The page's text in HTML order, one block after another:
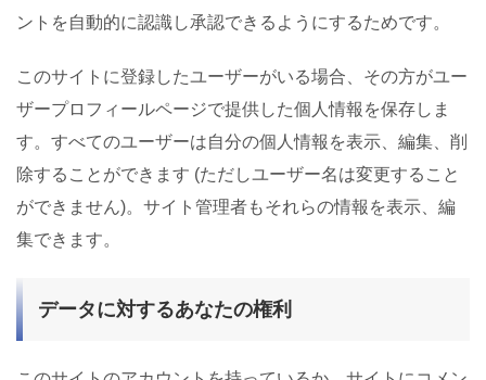
ントを自動的に認識し承認できるようにするためです。
このサイトに登録したユーザーがいる場合、その方がユー
ザープロフィールページで提供した個人情報を保存しま
す。すべてのユーザーは自分の個人情報を表示、編集、削
除することができます (ただしユーザー名は変更すること
ができません)。サイト管理者もそれらの情報を表示、編
集できます。
データに対するあなたの権利